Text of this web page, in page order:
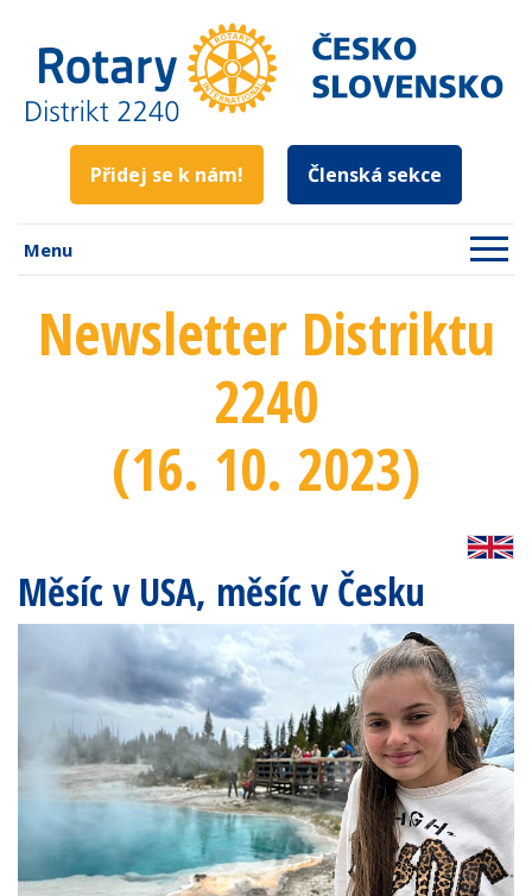
Přidej se k nám! Členská sekce
Menu
Newsletter Distriktu
2240
(16. 10. 2023)
Měsíc v USA, měsíc v Česku